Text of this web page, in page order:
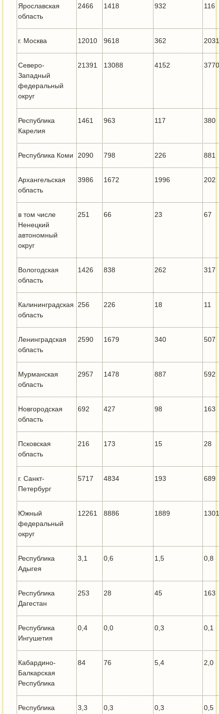
Ярославская
область
2466 1418 932 116
г. Москва 12010 9618 362
Северо-
Западный
федеральный
округ
21391 13088 4152
Республика
Карелия
1461 963 117 380
Республика Коми 2090 798 226 881
Архангельская
область
3986 1672 1996 202
в том числе
Ненецкий
автономный
округ
251 66 23 67
Вологодская
область
1426 838 262 317
Калининградская
область
256 226 18 11
Ленинградская
область
2590 1679 340 507
Мурманская
область
2957 1478 887 592
Новгородская
область
692 427 98 163
Псковская
область
216 173 15 28
г. Санкт-
Петербург
5717 4834 193 689
Южный
федеральный
округ
12261 8886 1889
Республика
Адыгея
3,1 0,6 1,5 0,8
Республика
Дагестан
253 28 45 163
Республика
Ингушетия
0,4 0,0 0,3 0,1
Кабардино-
Балкарская
Республика
84 76 5,4 2,0
Республика
3,3 0,3 0,3 0,5